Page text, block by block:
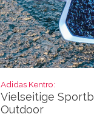
Adidas Kentro:
Vielseitige
Outdoor